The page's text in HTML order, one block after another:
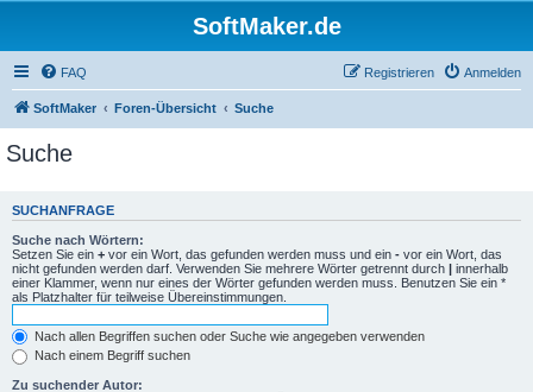
SoftMaker.de
FAQ Anmelden
Registrieren
SoftMaker Foren-Übersicht Suche
Suche
SUCHANFRAGE
Suche nach Wörtern:
Setzen Sie ein + vor ein Wort, das gefunden werden muss und ein - vor ein Wort, das
nicht gefunden werden darf. Verwenden Sie mehrere Wörter getrennt durch | innerhalb
einer Klammer, wenn nur eines der Wörter gefunden werden muss. Benutzen Sie ein *
als Platzhalter für teilweise Übereinstimmungen.
Nach allen Begriffen suchen oder Suche wie angegeben verwenden
Nach einem Begriff suchen
Zu suchender Autor: